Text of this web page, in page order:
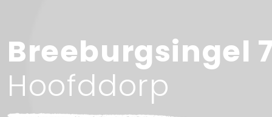
Breeburgsingel
Hoofddorp